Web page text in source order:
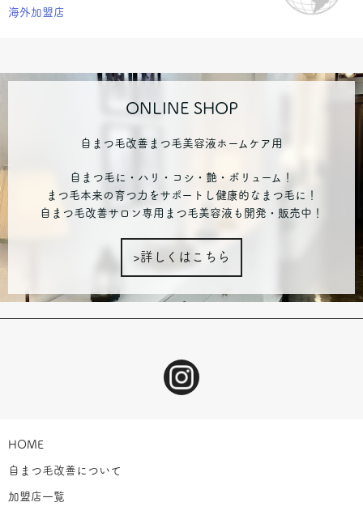
海外加盟店
ONLINE SHOP
自まつ毛改善まつ毛美容液ホームケア用
自まつ毛に・ハリ・コシ・艶・ボリューム！
まつ毛本来の育つ力をサポートし健康的なまつ毛に！
自まつ毛改善サロン専用まつ毛美容液も開発・販売中！
>詳しくはこちら
HOME
自まつ毛改善について
加盟店一覧